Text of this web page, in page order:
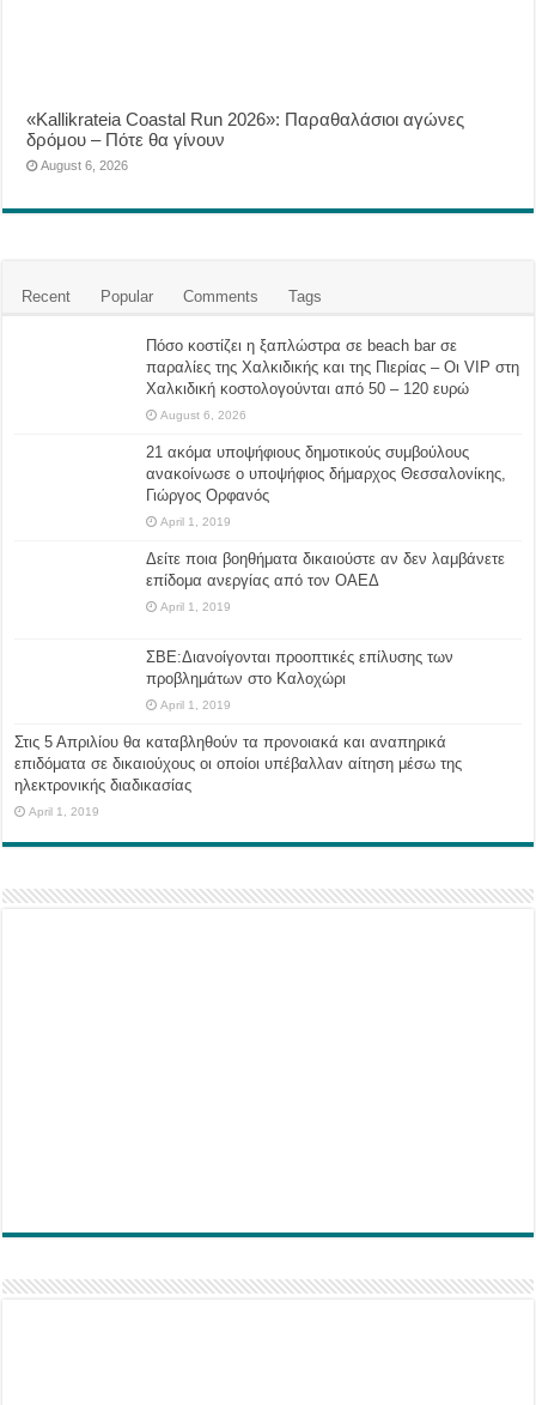
«Kallikrateia Coastal Run 2026»: Παραθαλάσιοι αγώνες
δρόμου – Πότε θα γίνουν
August 6, 2026
Recent Popular Comments Tags
Πόσο κοστίζει η ξαπλώστρα σε beach bar σε
παραλίες της Χαλκιδικής και της Πιερίας – Οι VIP στη
Χαλκιδική κοστολογούνται από 50 – 120 ευρώ
August 6, 2026
21 ακόμα υποψήφιους δημοτικούς συμβούλους
ανακοίνωσε ο υποψήφιος δήμαρχος Θεσσαλονίκης,
Γιώργος Ορφανός
April 1, 2019
Δείτε ποια βοηθήματα δικαιούστε αν δεν λαμβάνετε
επίδομα ανεργίας από τον ΟΑΕΔ
April 1, 2019
ΣΒΕ:Διανοίγονται προοπτικές επίλυσης των
προβλημάτων στο Καλοχώρι
April 1, 2019
Στις 5 Απριλίου θα καταβληθούν τα προνοιακά και αναπηρικά
επιδόματα σε δικαιούχους οι οποίοι υπέβαλλαν αίτηση μέσω της
ηλεκτρονικής διαδικασίας
April 1, 2019